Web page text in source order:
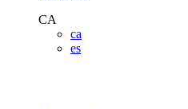
CA
ca
es